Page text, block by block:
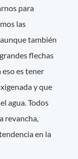
para
las
también
flechas
es tener
y que
agua. Todos
revancha,
en la